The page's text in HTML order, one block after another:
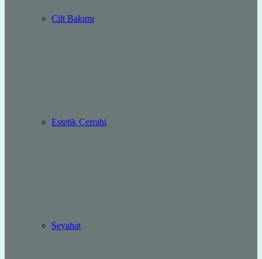
Cilt Bakımı
Estetik Cerrahi
Seyahat